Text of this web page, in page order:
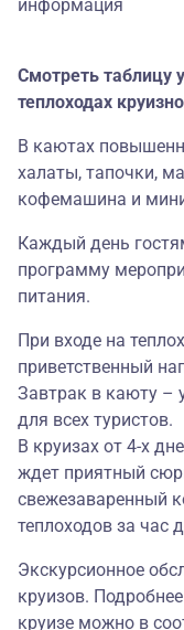
информация
Смотреть таблицу
теплоходах
В каютах
халаты, тапочки,
кофемашина и
Каждый день
программу
питания.
При входе на
приветственный
Завтрак в каюту –
для всех туристов.
В круизах от 4-х
ждет приятный
свежезаваренный
теплоходов за час
Экскурсионное
круизов.
круизе можно в